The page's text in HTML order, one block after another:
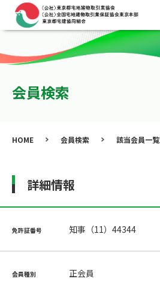
会員検索
HOME 会員検索 該当会員一覧
詳細情報
免許証番号 知事（11）44344
会員種別 正会員